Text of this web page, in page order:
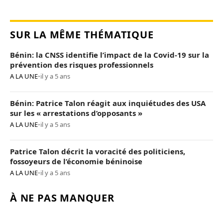
SUR LA MÊME THÉMATIQUE
Bénin: la CNSS identifie l’impact de la Covid-19 sur la
prévention des risques professionnels
A LA UNE•il y a 5 ans
Bénin: Patrice Talon réagit aux inquiétudes des USA
sur les « arrestations d’opposants »
A LA UNE•il y a 5 ans
Patrice Talon décrit la voracité des politiciens,
fossoyeurs de l’économie béninoise
A LA UNE•il y a 5 ans
À NE PAS MANQUER